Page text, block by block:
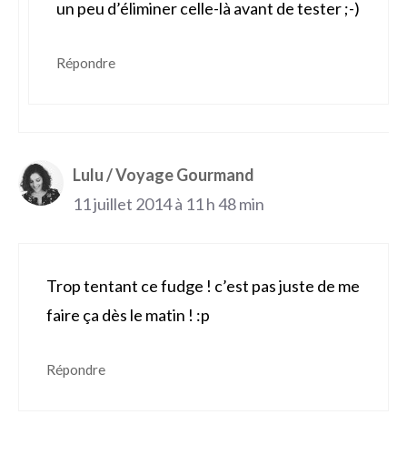
un peu d’éliminer celle-là avant de tester ;-)
Répondre
Lulu / Voyage Gourmand
11 juillet 2014 à 11 h 48 min
Trop tentant ce fudge ! c’est pas juste de me
faire ça dès le matin ! :p
Répondre